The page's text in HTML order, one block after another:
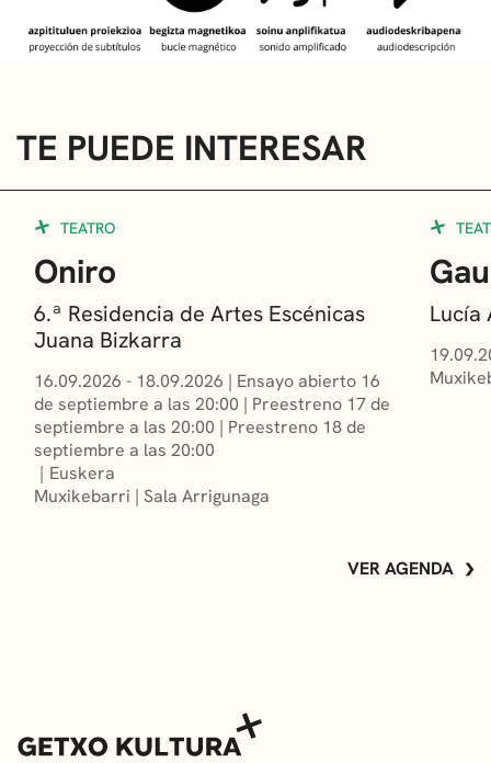
TE PUEDE INTERESAR
TEATRO
Oniro
6.ª Residencia de Artes Escénicas
Juana Bizkarra
16.09.2026 - 18.09.2026 | Ensayo abierto 16
de septiembre a las 20:00 | Preestreno 17 de
septiembre a las 20:00 | Preestreno 18 de
septiembre a las 20:00
Euskera
Muxikebarri | Sala Arrigunaga
Lucía
VER AGENDA